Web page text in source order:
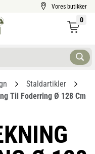
Vores butikker
0
Staldartikler
Til Foderring Ø 128 Cm